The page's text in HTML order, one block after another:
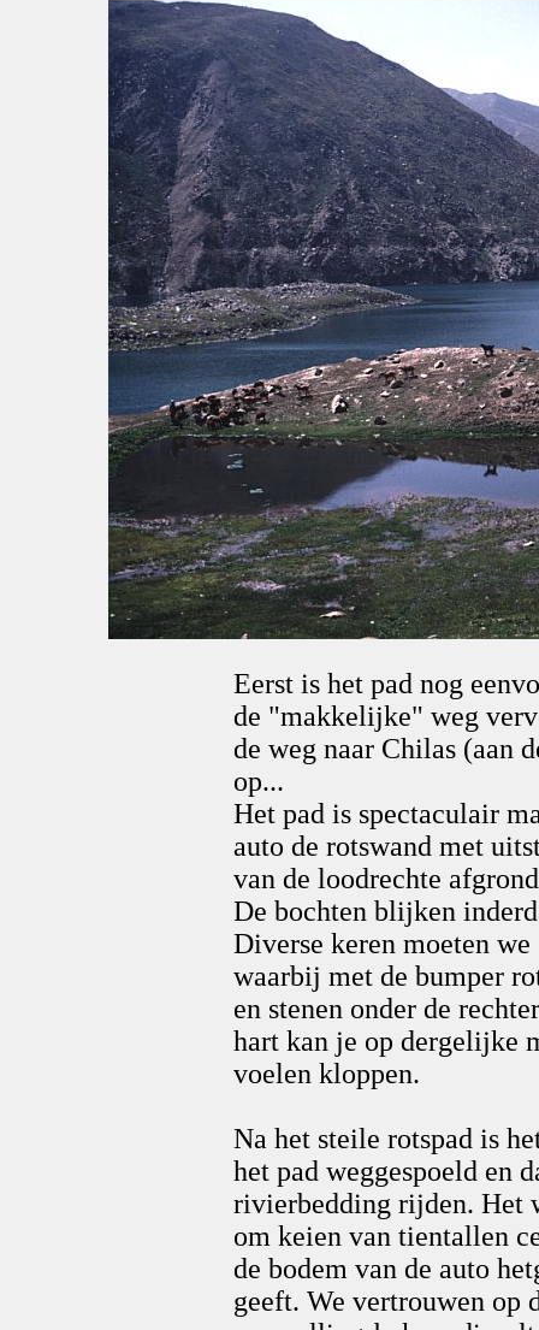
Eerst is het pad nog
de "makkelijke" weg
de weg naar Chilas (aan
op...
Het pad is spectaculair
auto de rotswand met
van de loodrechte
De bochten blijken
Diverse keren moeten
waarbij met de bumper
en stenen onder de
hart kan je op dergelijke
voelen kloppen.
Na het steile rotspad is
het pad weggespoeld en
rivierbedding rijden. Het
om keien van tientallen
de bodem van de auto
geeft. We vertrouwen op